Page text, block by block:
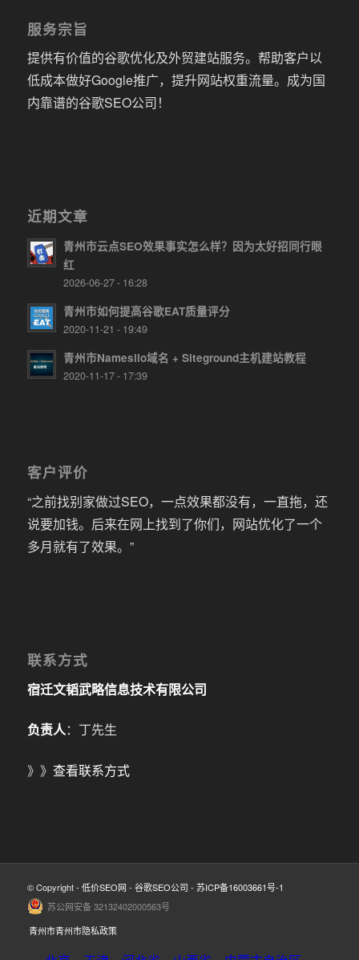
服务宗旨
提供有价值的谷歌优化及外贸建站服务。帮助客户以
低成本做好Google推广，提升网站权重流量。成为国
内靠谱的谷歌SEO公司！
近期文章
青州市云点SEO效果事实怎么样？因为太好招同行眼
红
2026-06-27 - 16:28
青州市如何提高谷歌EAT质量评分
2020-11-21 - 19:49
青州市Namesilo域名 + Siteground主机建站教程
2020-11-17 - 17:39
客户评价
“之前找别家做过SEO，一点效果都没有，一直拖，还
说要加钱。后来在网上找到了你们，网站优化了一个
多月就有了效果。”
联系方式
宿迁文韬武略信息技术有限公司
负责人：丁先生
》》 查看联系方式
© Copyright - 低价SEO网 - 谷歌SEO公司 - 苏ICP备16003661号-1
苏公网安备 32132402000563号
青州市青州市隐私政策